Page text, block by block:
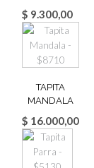
$ 9.300,00
TAPITA
MANDALA
$ 16.000,00